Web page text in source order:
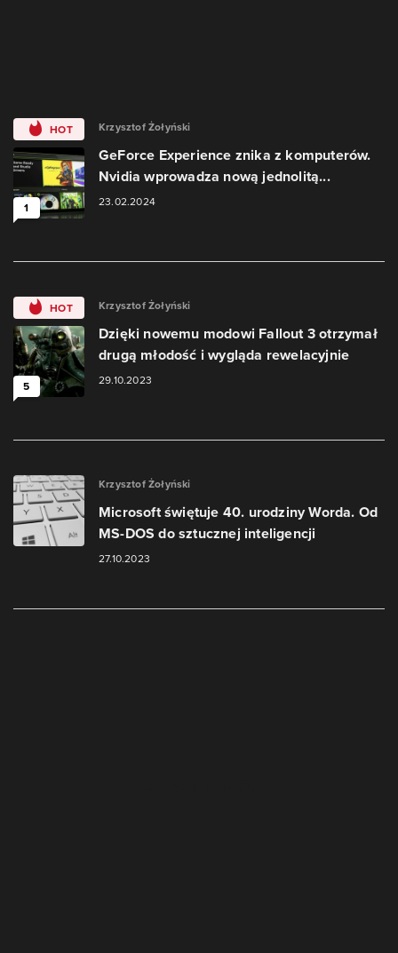
HOT
1
Krzysztof Żołyński
GeForce Experience znika z komputerów.
Nvidia wprowadza nową jednolitą...
23.02.2024
HOT
5
Krzysztof Żołyński
Dzięki nowemu modowi Fallout 3 otrzymał
drugą młodość i wygląda rewelacyjnie
29.10.2023
Krzysztof Żołyński
Microsoft świętuje 40. urodziny Worda. Od
MS-DOS do sztucznej inteligencji
27.10.2023